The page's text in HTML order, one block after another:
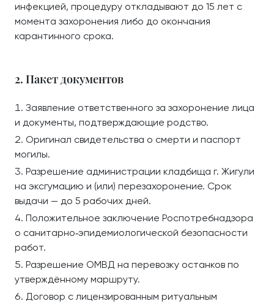
инфекцией, процедуру откладывают до 15 лет с
момента захоронения либо до окончания
карантинного срока.
2. Пакет документов
Заявление ответственного за захоронение лица
и документы, подтверждающие родство.
Оригинал свидетельства о смерти и паспорт
могилы.
Разрешение администрации кладбища г. Жигули
на эксгумацию и (или) перезахоронение. Срок
выдачи — до 5 рабочих дней.
Положительное заключение Роспотребнадзора
о санитарно‑эпидемиологической безопасности
работ.
Разрешение ОМВД на перевозку останков по
утверждённому маршруту.
Договор с лицензированным ритуальным